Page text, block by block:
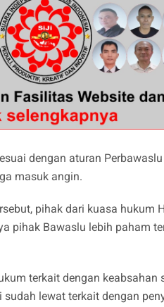
dengan aturan
masuk angin.
pihak dari kuasa hukum
pihak Bawaslu lebih paham
terkait dengan keabsahan
lewat terkait dengan